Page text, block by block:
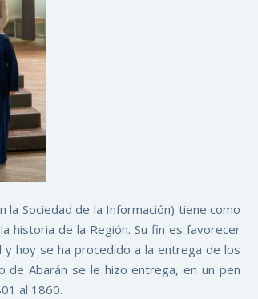
la Sociedad de la Información) tiene como
historia de la Región. Su fin es favorecer
hoy se ha procedido a la entrega de los
de Abarán se le hizo entrega, en un pen
al 1860.